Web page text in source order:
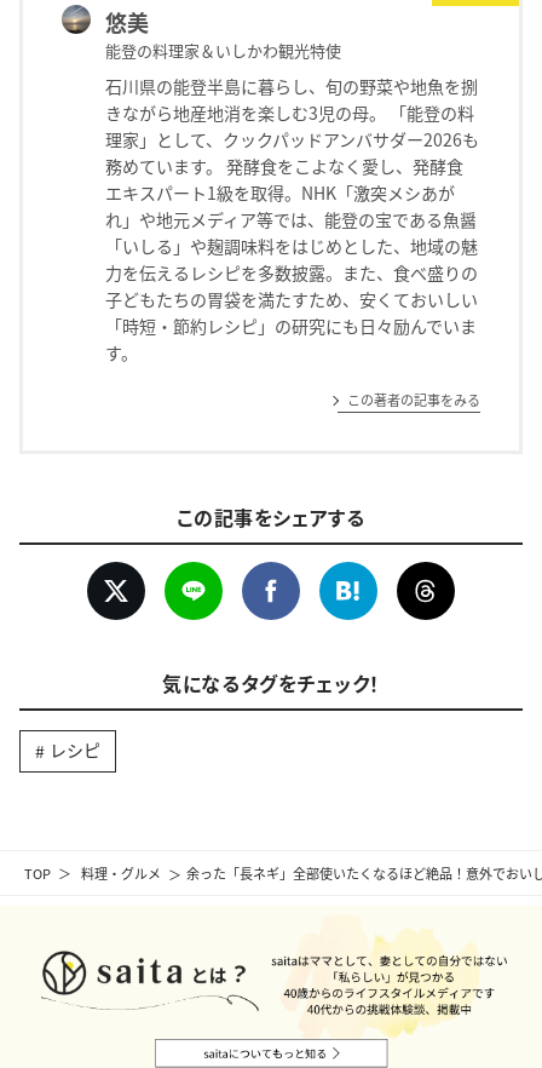
TOP 料理・グルメ 余った「長ネギ」全部使いたくなるほど絶品！意外でお
悠美
能登の料理家＆いしかわ観光特使
石川県の能登半島に暮らし、旬の野菜や地魚を捌
きながら地産地消を楽しむ3児の母。 「能登の料
理家」として、クックパッドアンバサダー2026も
務めています。 発酵食をこよなく愛し、発酵食
エキスパート1級を取得。NHK「激突メシあが
れ」や地元メディア等では、能登の宝である魚醤
「いしる」や麹調味料をはじめとした、地域の魅
力を伝えるレシピを多数披露。また、食べ盛りの
子どもたちの胃袋を満たすため、安くておいしい
「時短・節約レシピ」の研究にも日々励んでいま
す。
この著者の記事をみる
この記事をシェアする
気になるタグをチェック！
レシピ